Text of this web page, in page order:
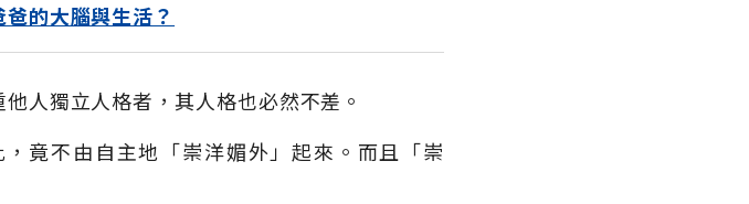
的大腦與生活？
人獨立人格者，其人格也必然不差。
竟不由自主地「崇洋媚外」起來。而且「崇